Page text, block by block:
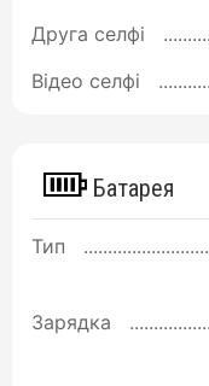
Друга селфі
Відео селфі
Батарея
Тип
Зарядка